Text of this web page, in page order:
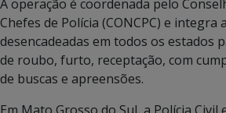
A operação é coordenada pelo
Chefes de Polícia (CONCPC) e integra
desencadeadas em todos os estados
de roubo, furto, receptação, com
de buscas e apreensões.